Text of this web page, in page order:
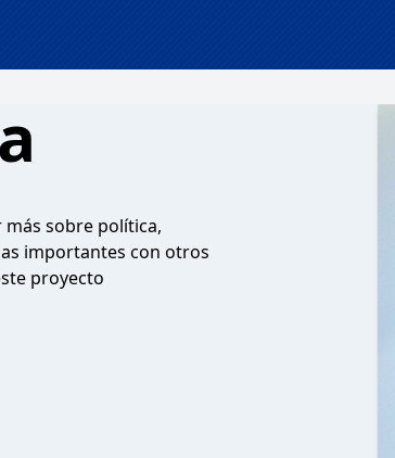
sobre política,
importantes con otros
proyecto